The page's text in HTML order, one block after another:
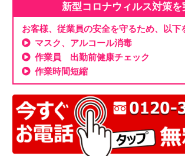
新型コロナウィルス対策を
お客様、従業員の安全を守るため、以下
マスク、アルコール消毒
作業員 出勤前健康チェック
作業時間短縮